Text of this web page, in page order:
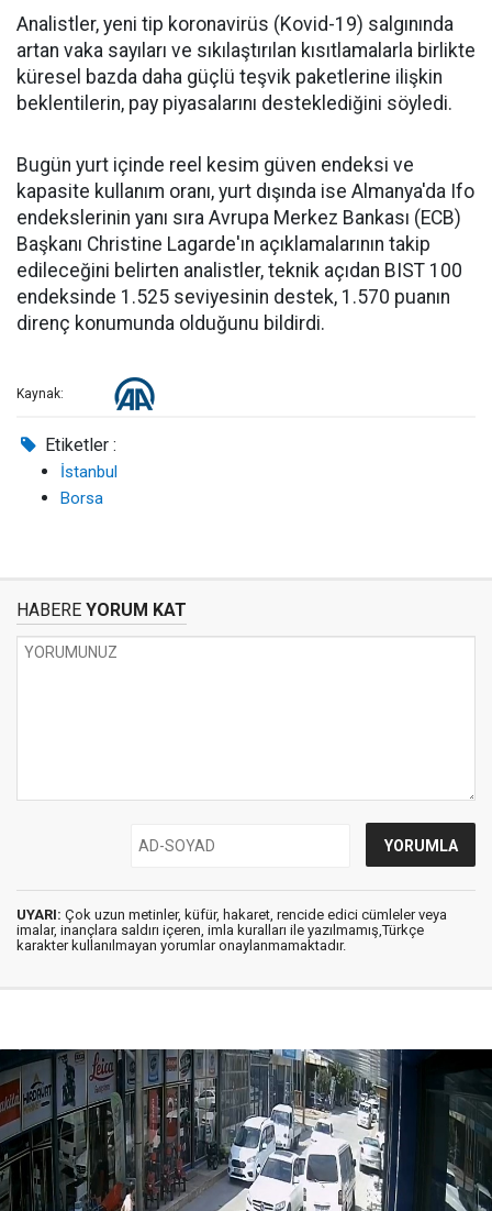
Analistler, yeni tip koronavirüs (Kovid-19) salgınında
artan vaka sayıları ve sıkılaştırılan kısıtlamalarla birlikte
küresel bazda daha güçlü teşvik paketlerine ilişkin
beklentilerin, pay piyasalarını desteklediğini söyledi.
Bugün yurt içinde reel kesim güven endeksi ve
kapasite kullanım oranı, yurt dışında ise Almanya'da Ifo
endekslerinin yanı sıra Avrupa Merkez Bankası (ECB)
Başkanı Christine Lagarde'ın açıklamalarının takip
edileceğini belirten analistler, teknik açıdan BIST 100
endeksinde 1.525 seviyesinin destek, 1.570 puanın
direnç konumunda olduğunu bildirdi.
Kaynak:
Etiketler :
İstanbul
Borsa
HABERE YORUM KAT
UYARI: Çok uzun metinler, küfür, hakaret, rencide edici cümleler veya
imalar, inançlara saldırı içeren, imla kuralları ile yazılmamış,Türkçe
karakter kullanılmayan yorumlar onaylanmamaktadır.